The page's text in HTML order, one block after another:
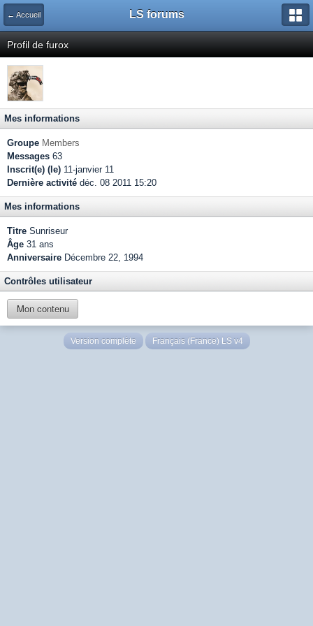
← Accueil LS forums
Profil de furox
Mes informations
Groupe Members
Messages 63
Inscrit(e) (le) 11-janvier 11
Dernière activité déc. 08 2011 15:20
Mes informations
Titre Sunriseur
Âge 31 ans
Anniversaire Décembre 22, 1994
Contrôles utilisateur
Mon contenu
Version complète Français (France) LS v4